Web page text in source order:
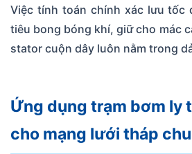
Việc tính toán chính xác lưu tốc
tiêu bong bóng khí, giữ cho mác
stator cuộn dây luôn nằm trong
Ứng dụng trạm bơm ly
cho mạng lưới tháp